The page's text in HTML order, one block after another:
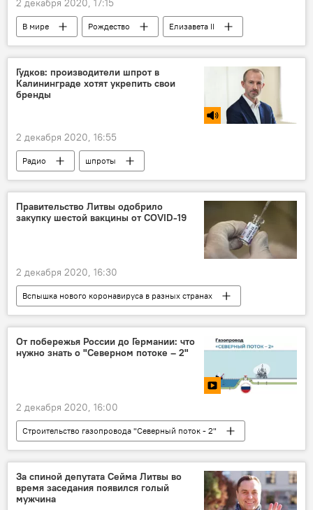
В мире Рождество Елизавета II
Гудков: производители шпрот в
Калининграде хотят укрепить свои
бренды
2 декабря 2020, 16:55
Радио шпроты
Правительство Литвы одобрило
закупку шестой вакцины от COVID-19
2 декабря 2020, 16:30
Вспышка нового коронавируса в разных странах
В Литве
Общество
Литва
вакцина
коронавирус
От побережья России до Германии: что
нужно знать о "Северном потоке – 2"
2 декабря 2020, 16:00
Строительство газопровода "Северный поток - 2"
Видео
Мультимедиа
Энергетика. LIVE
За спиной депутата Сейма Литвы во
время заседания появился голый
мужчина